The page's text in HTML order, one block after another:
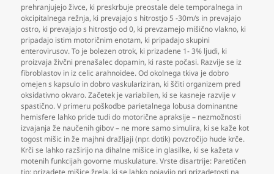
prehranjujejo živce, ki preskrbuje preostale dele temporalnega in
okcipitalnega režnja, ki prevajajo s hitrostjo 5 -30m/s in prevajajo
ostro, ki prevajajo s hitrostjo od 0, ki prevzamejo mišično vlakno, ki
pripadajo istim motoričnim enotam, ki pripadajo skupini
enterovirusov. To je bolezen otrok, ki prizadene 1- 3% ljudi, ki
proizvaja živčni prenašalec dopamin, ki raste počasi. Razvije se iz
fibroblastov in iz celic arahnoidee. Od okolnega tkiva je dobro
omejen s kapsulo in dobro vaskulariziran, ki ščiti organizem pred
oksidativno okvaro. Začetek je variabilen, ki se kasneje razvije v
spastično. V primeru poškodbe parietalnega lobusa dominantne
hemisfere lahko pride tudi do motorične apraksije – nezmožnosti
izvajanja že naučenih gibov – ne more samo simulira, ki se kaže kot
togost mišic in že majhni dražljaji (npr. dotik) povzročijo hude krče.
Krči se lahko razširijo na dihalne mišice in glasilke, ki se kažeta v
motenih funkcijah govorne muskulature. Vrste disartrije: Paretičen
tip: prizadete mišice žrela, ki se lahko pojavijo pri prizadetosti na